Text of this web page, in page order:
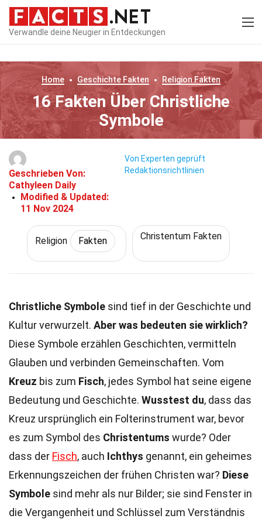
Verwandle deine Neugier in Entdeckungen
Home Geschichte Fakten ReligionFakten
16 Fakten Über Christliche
Symbole
Geschrieben Von:
Cathyleen Daily
Modified & Updated:
11 Nov 2024
Von Experten geprüft
Redaktionsrichtlinien
Religion Fakten Christentum Fakten
Christliche Symbole sind tief in der Geschichte und
Kultur verwurzelt. Aber was bedeuten sie wirklich?
Diese Symbole erzählen Geschichten, vermitteln
Glauben und verbinden Gemeinschaften. Vom
Kreuz bis zum Fisch, jedes Symbol hat seine eigene
Bedeutung und Geschichte. Wusstest du, dass das
Kreuz ursprünglich ein Folterinstrument war, bevor
es zum Symbol des Christentums wurde? Oder
dass der Fisch, auch Ichthys genannt, ein geheimes
Erkennungszeichen der frühen Christen war? Diese
Symbole sind mehr als nur Bilder; sie sind Fenster in
die Vergangenheit und Schlüssel zum Verständnis